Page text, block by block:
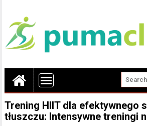
Trening HIIT dla efektywnego
tłuszczu: Intensywne treningi